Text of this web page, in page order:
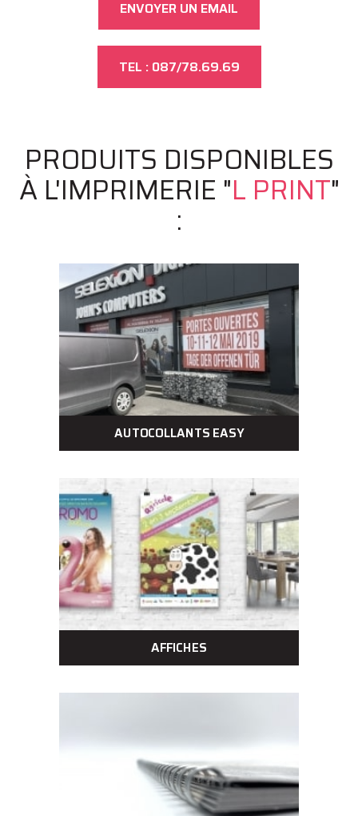
ENVOYER UN EMAIL
TEL : 087/78.69.69
PRODUITS DISPONIBLES
À L'IMPRIMERIE "L PRINT"
:
AUTOCOLLANTS EASY
AFFICHES